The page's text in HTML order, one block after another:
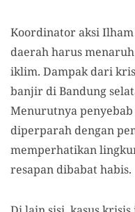
Koordinator aksi
daerah harus
iklim. Dampak dari
banjir di Bandung
Menurutnya
diperparah dengan
memperhatikan
resapan dibabat habis.